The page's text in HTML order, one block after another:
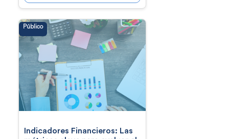
Público
Indicadores Financieros: Las